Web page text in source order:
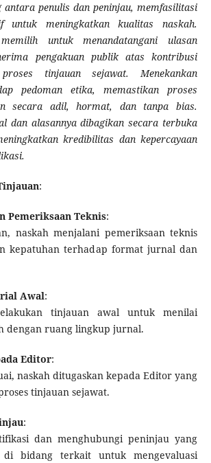
antara penulis dan peninjau, memfasilitasi
untuk meningkatkan kualitas naskah.
untuk menandatangani ulasan
pengakuan publik atas kontribusi
tinjauan sejawat. Menekankan
pedoman etika, memastikan proses
secara adil, hormat, dan tanpa bias.
dan alasannya dibagikan secara terbuka
kredibilitas dan kepercayaan
:
Pemeriksaan Teknis:
naskah menjalani pemeriksaan teknis
kepatuhan terhadap format jurnal dan
Awal:
tinjauan awal untuk menilai
dengan ruang lingkup jurnal.
Editor:
naskah ditugaskan kepada Editor yang
tinjauan sejawat.
:
dan menghubungi peninjau yang
bidang terkait untuk mengevaluasi